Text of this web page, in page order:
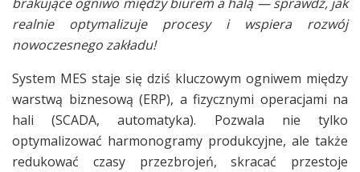
realnie optymalizuje procesy i wspiera rozwój
nowoczesnego zakładu!
System MES staje się dziś kluczowym ogniwem między
warstwą biznesową (ERP), a fizycznymi operacjami na
hali (SCADA, automatyka). Pozwala nie tylko
optymalizować harmonogramy produkcyjne, ale także
redukować czasy przezbrojeń, skracać przestoje